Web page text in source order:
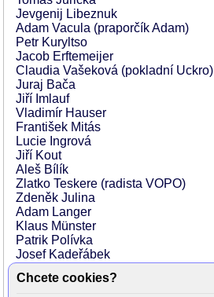
Jevgenij Libeznuk
Adam Vacula (praporčík Adam)
Petr Kuryltso
Jacob Erftemeijer
Claudia Vašeková (pokladní Uckro)
Juraj Bača
Jiří Imlauf
Vladimír Hauser
František Mitás
Lucie Ingrová
Jiří Kout
Aleš Bílík
Zlatko Teskere (radista VOPO)
Zdeněk Julina
Adam Langer
Klaus Münster
Patrik Polívka
Josef Kadeřábek
Kryštof Krhovják
Chcete cookies?